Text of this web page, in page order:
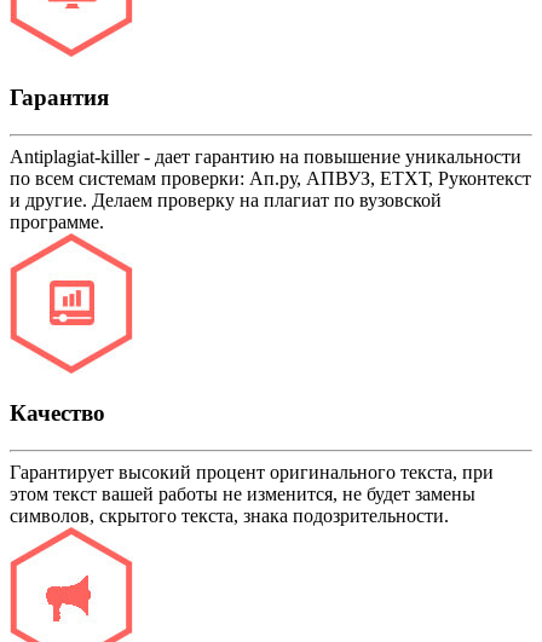
Гарантия
Antiplagiat-killer - дает гарантию на повышение уникальности
по всем системам проверки: Ап.ру, АПВУЗ, ЕТХТ, Руконтекст
и другие. Делаем проверку на плагиат по вузовской
программе.
Качество
Гарантирует высокий процент оригинального текста, при
этом текст вашей работы не изменится, не будет замены
символов, скрытого текста, знака подозрительности.